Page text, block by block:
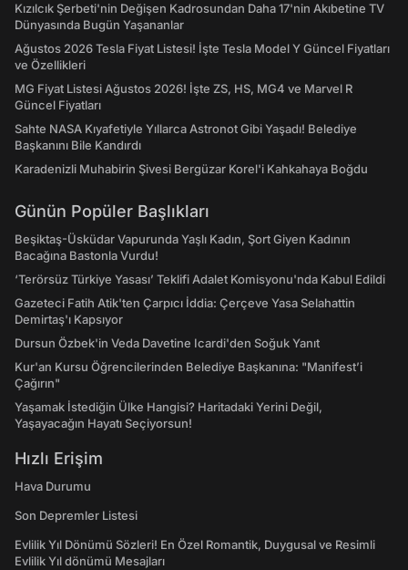
Kızılcık Şerbeti'nin Değişen Kadrosundan Daha 17'nin Akıbetine TV
Dünyasında Bugün Yaşananlar
Ağustos 2026 Tesla Fiyat Listesi! İşte Tesla Model Y Güncel Fiyatları
ve Özellikleri
MG Fiyat Listesi Ağustos 2026! İşte ZS, HS, MG4 ve Marvel R
Güncel Fiyatları
Sahte NASA Kıyafetiyle Yıllarca Astronot Gibi Yaşadı! Belediye
Başkanını Bile Kandırdı
Karadenizli Muhabirin Şivesi Bergüzar Korel'i Kahkahaya Boğdu
Günün Popüler Başlıkları
Beşiktaş-Üsküdar Vapurunda Yaşlı Kadın, Şort Giyen Kadının
Bacağına Bastonla Vurdu!
‘Terörsüz Türkiye Yasası’ Teklifi Adalet Komisyonu'nda Kabul Edildi
Gazeteci Fatih Atik'ten Çarpıcı İddia: Çerçeve Yasa Selahattin
Demirtaş'ı Kapsıyor
Dursun Özbek'in Veda Davetine Icardi'den Soğuk Yanıt
Kur'an Kursu Öğrencilerinden Belediye Başkanına: "Manifest’i
Çağırın"
Yaşamak İstediğin Ülke Hangisi? Haritadaki Yerini Değil,
Yaşayacağın Hayatı Seçiyorsun!
Hızlı Erişim
Hava Durumu
Son Depremler Listesi
Evlilik Yıl Dönümü Sözleri! En Özel Romantik, Duygusal ve Resimli
Evlilik Yıl dönümü Mesajları